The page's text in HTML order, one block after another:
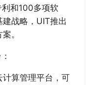
和100多项软
战略，UIT推出
。
算管理平台，可